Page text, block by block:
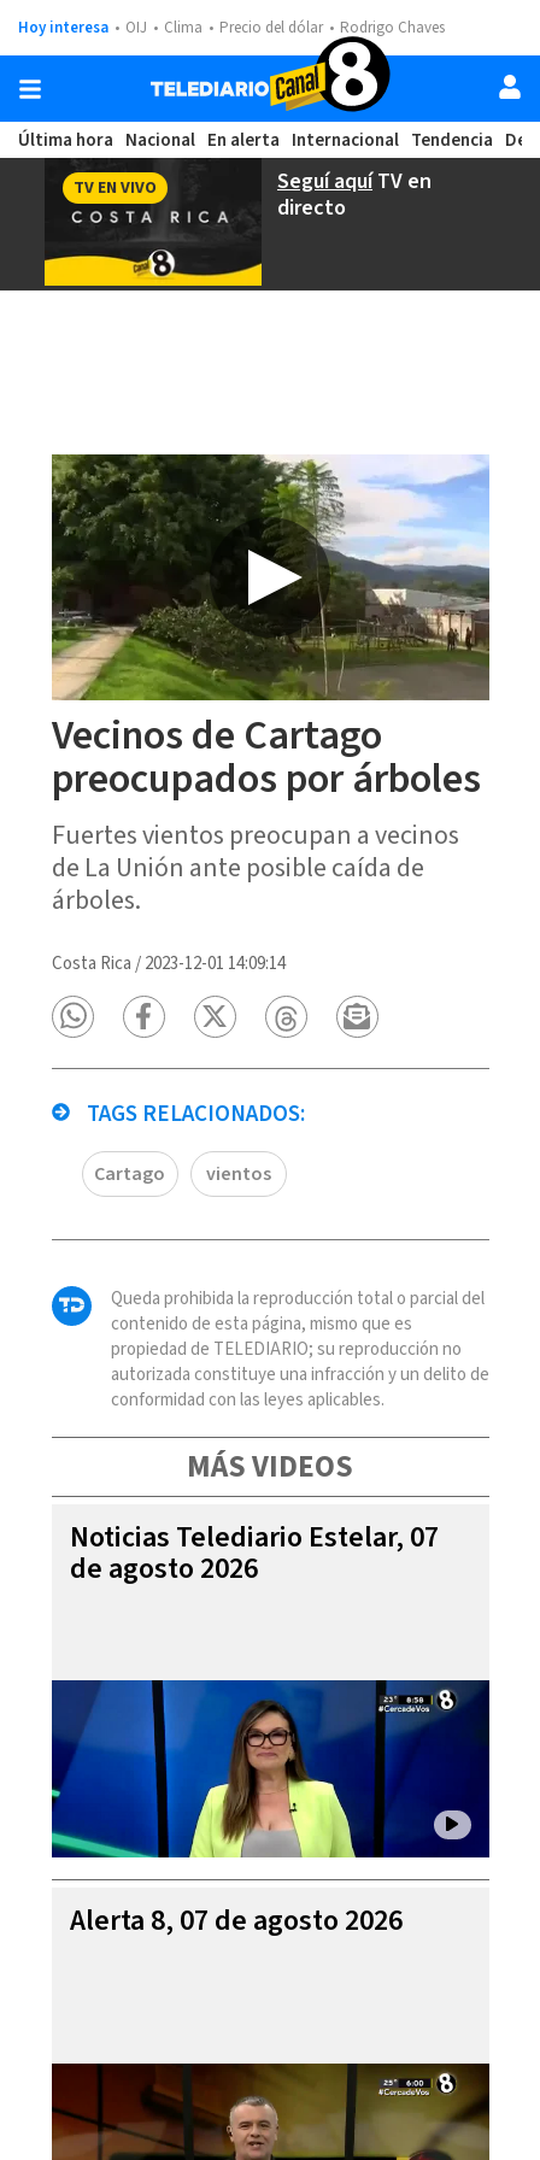
Hoy interesa OIJ Clima Precio del dólar Rodrigo Chaves
Última hora Nacional En alerta Internacional Tendencia
Seguí aquíTV en
directo
TV EN VIVO
Vecinos de Cartago
preocupados por árboles
Fuertes vientos preocupan a vecinos
de La Unión ante posible caída de
árboles.
Costa Rica /2023-12-01 14:09:14
TAGS RELACIONADOS:
Cartago vientos
Queda prohibida la reproducción total o parcial del
contenido de esta página, mismo que es
propiedad de TELEDIARIO; su reproducción no
autorizada constituye una infracción y un delito de
conformidad con las leyes aplicables.
MÁS VIDEOS
Noticias Telediario Estelar, 07
de agosto 2026
Alerta 8, 07 de agosto 2026